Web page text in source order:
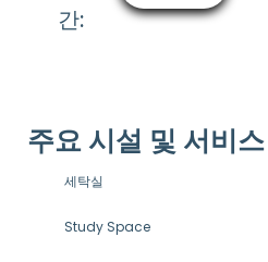
간:
주요 시설 및 서비스
세탁실
Study Space